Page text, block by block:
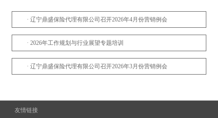
· 辽宁鼎盛保险代理有限公司召开2026年4月份营销例会
· 2026年工作规划与行业展望专题培训
· 辽宁鼎盛保险代理有限公司召开2026年3月份营销例会
· 恒安标准人寿领导到访交流
友情链接